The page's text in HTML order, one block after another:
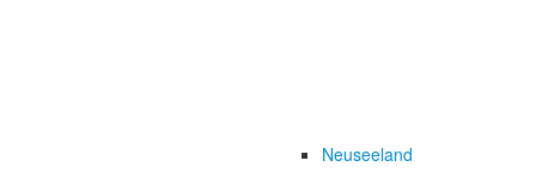
Neuseeland